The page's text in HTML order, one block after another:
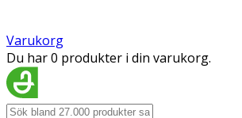
Varukorg
Du har 0 produkter i din varukorg.